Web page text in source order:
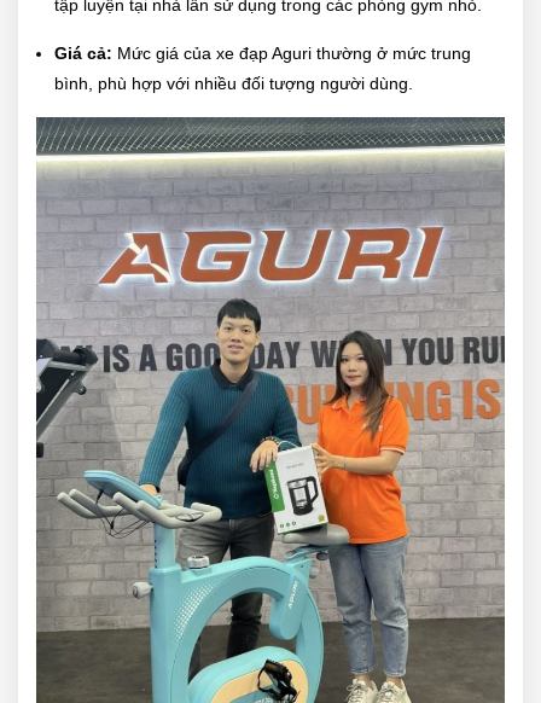
tập luyện tại nhà lẫn sử dụng trong các phòng gym nhỏ.
Giá cả: Mức giá của xe đạp Aguri thường ở mức trung
bình, phù hợp với nhiều đối tượng người dùng.